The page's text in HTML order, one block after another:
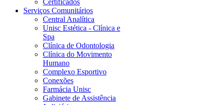
Certificados
Serviços Comunitários
Central Analítica
Unisc Estética - Clínica e
Spa
Clínica de Odontologia
Clínica do Movimento
Humano
Complexo Esportivo
Conexões
Farmácia Unisc
Gabinete de Assistência